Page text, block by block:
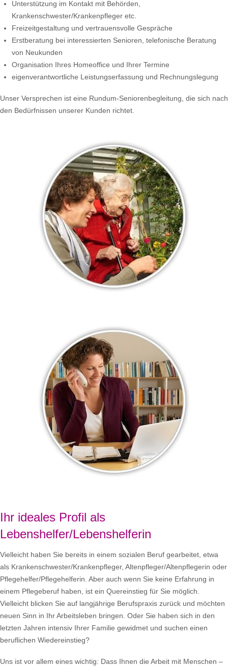
Unterstützung im Kontakt mit Behörden,
Krankenschwester/Krankenpfleger etc.
Freizeitgestaltung und vertrauensvolle Gespräche
Erstberatung bei interessierten Senioren, telefonische Beratung
von Neukunden
Organisation Ihres Homeoffice und Ihrer Termine
eigenverantwortliche Leistungserfassung und Rechnungslegung
Unser Versprechen ist eine Rundum-Seniorenbegleitung, die sich nach
den Bedürfnissen unserer Kunden richtet.
Ihr ideales Profil als
Lebenshelfer/Lebenshelferin
Vielleicht haben Sie bereits in einem sozialen Beruf gearbeitet, etwa
als Krankenschwester/Krankenpfleger, Altenpfleger/Altenpflegerin oder
Pflegehelfer/Pflegehelferin. Aber auch wenn Sie keine Erfahrung in
einem Pflegeberuf haben, ist ein Quereinstieg für Sie möglich.
Vielleicht blicken Sie auf langjährige Berufspraxis zurück und möchten
neuen Sinn in Ihr Arbeitsleben bringen. Oder Sie haben sich in den
letzten Jahren intensiv Ihrer Familie gewidmet und suchen einen
beruflichen Wiedereinstieg?
Uns ist vor allem eines wichtig: Dass Ihnen die Arbeit mit Menschen –